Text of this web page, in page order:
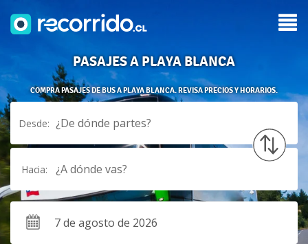
PASAJES A PLAYA BLANCA
COMPRA PASAJES DE BUS A PLAYA BLANCA. REVISA PRECIOS Y HORARIOS.
Desde: ¿De dónde partes?
Hacia: ¿A dónde vas?